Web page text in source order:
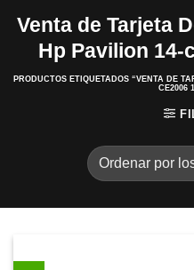
Venta de Tarjeta
Hp Pavilion 14-
PRODUCTOS ETIQUETADOS “VENTA DE
CE2006